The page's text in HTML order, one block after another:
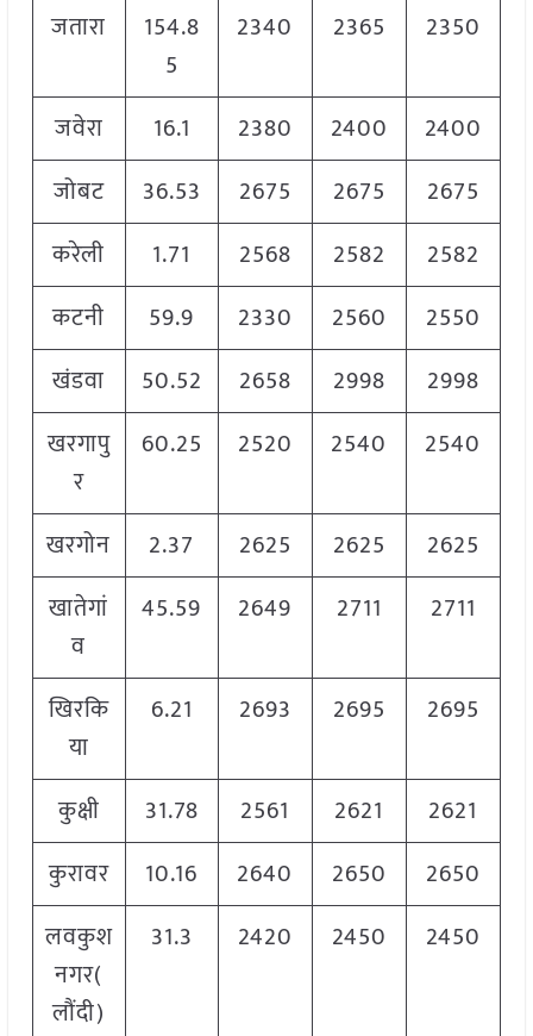
जतारा
154.8
5
2340 2365 2350
जवेरा 16.1 2380 2400
2400
जोबट
36.53 2675 2675
2675
करेली
1.71 2568 2582
2582
कटनी
59.9 2330 2560
2550
खंडवा
50.52 2658 2998
2998
खरगापु
र
60.25 2520 2540 2540
खरगोन 2.37 2625 2625
2625
खातेगां
व
45.59 2649 2711 2711
खिरकि
या
6.21 2693 2695 2695
कुक्षी 31.78 2561 2621
2621
कुरावर
10.16 2640 2650
2650
लवकुश
नगर(
लौंदी)
31.3 2420 2450 2450